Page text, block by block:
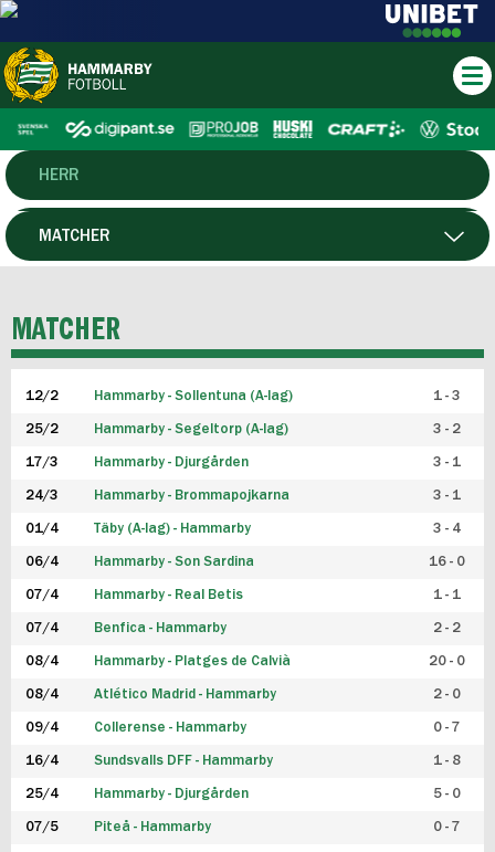
HERR
DAM
P19
F19
FUTSAL HERR
FUTSAL DAM
MATCHER
MATCHER
12/2 Hammarby - Sollentuna (A-lag) 1 - 3
25/2 Hammarby - Segeltorp (A-lag) 3 - 2
17/3 Hammarby - Djurgården 3 - 1
24/3 Hammarby - Brommapojkarna 3 - 1
01/4 Täby (A-lag) - Hammarby 3 - 4
06/4 Hammarby - Son Sardina 16 - 0
07/4 Hammarby - Real Betis 1 - 1
07/4 Benfica - Hammarby 2 - 2
08/4 Hammarby - Platges de Calvià 20 - 0
08/4 Atlético Madrid - Hammarby 2 - 0
09/4 Collerense - Hammarby 0 - 7
16/4 Sundsvalls DFF - Hammarby 1 - 8
25/4 Hammarby - Djurgården 5 - 0
07/5 Piteå - Hammarby 0 - 7